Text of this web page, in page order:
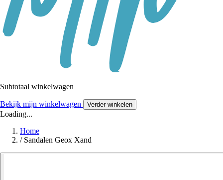
Subtotaal winkelwagen
Bekijk mijn winkelwagen Verder winkelen
Loading...
Home
/ Sandalen Geox Xand